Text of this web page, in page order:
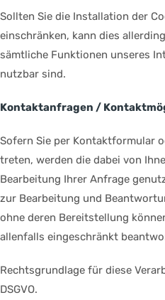
Sollten Sie die Installation der
einschränken, kann dies
sämtliche Funktionen unseres
nutzbar sind.
Kontaktanfragen /
Sofern Sie per Kontaktformular
treten, werden die dabei von
Bearbeitung Ihrer Anfrage
zur Bearbeitung und
ohne deren Bereitstellung
allenfalls eingeschränkt
Rechtsgrundlage für diese
DSGVO.